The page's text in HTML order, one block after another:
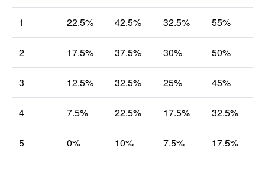
1 22.5% 42.5% 32.5% 55%
2 17.5% 37.5% 30% 50%
3 12.5% 32.5% 25% 45%
4 7.5% 22.5% 17.5% 32.5%
5 0% 10% 7.5% 17.5%